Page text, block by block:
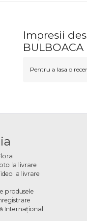
Impresii
BULBOACA
Pentru a lasa o
la livrare
la livrare
produsele
Internațional